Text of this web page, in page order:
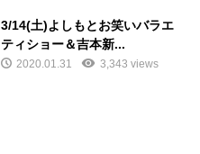
3/14(土)よしもとお笑いバラエ
ティショー＆吉本新...
2020.01.31 3,343 views